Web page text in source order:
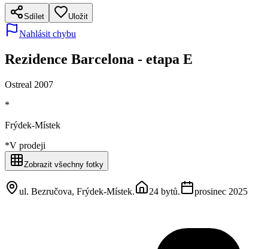
Sdílet Uložit
Nahlásit chybu
Rezidence Barcelona - etapa E
Ostreal 2007
*
Frýdek-Místek
*V prodeji
Zobrazit všechny fotky
ul. Bezručova, Frýdek-Místek. 24 bytů. prosinec 2025